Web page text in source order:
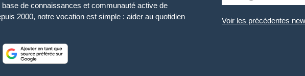
de connaissances et communauté active de
2000, notre vocation est simple : aider au quotidien
Voir les précédentes